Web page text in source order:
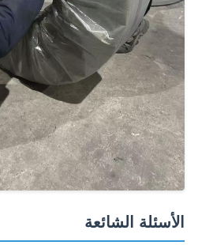
الأسئلة الشائعة